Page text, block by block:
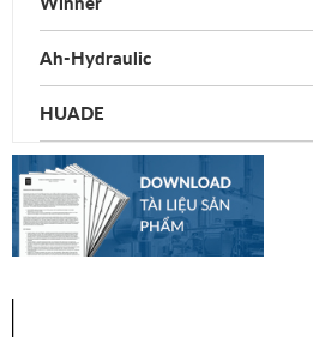
Ah-Hydraulic
HUADE